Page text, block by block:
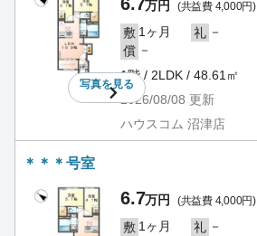
写真を見る
万円 (共益費 4,000円)
敷 1ヶ月 礼 －
償 －
1階 / 2LDK / 48.61㎡
2026/08/08 更新
ハウスコム 沼津店
＊＊＊号室
6.7万円 (共益費 4,000円)
敷 1ヶ月 礼 －